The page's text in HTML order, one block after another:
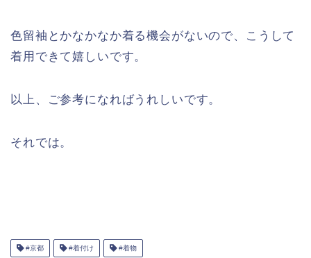
色留袖とかなかなか着る機会がないので、こうして
着用できて嬉しいです。
以上、ご参考になればうれしいです。
それでは。
#京都 #着付け #着物